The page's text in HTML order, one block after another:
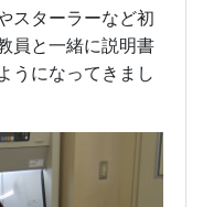
スターラーなど初
員と一緒に説明書
うになってきまし